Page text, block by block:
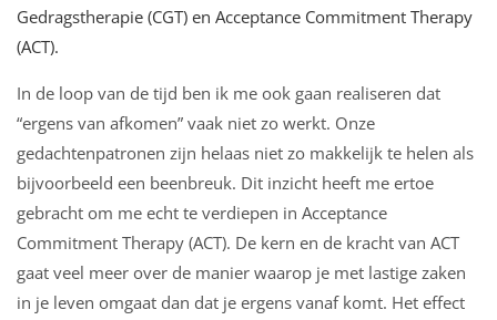
Gedragstherapie (CGT) en Acceptance Commitment Therapy
(ACT).
In de loop van de tijd ben ik me ook gaan realiseren dat
“ergens van afkomen” vaak niet zo werkt. Onze
gedachtenpatronen zijn helaas niet zo makkelijk te helen als
bijvoorbeeld een beenbreuk. Dit inzicht heeft me ertoe
gebracht om me echt te verdiepen in Acceptance
Commitment Therapy (ACT). De kern en de kracht van ACT
gaat veel meer over de manier waarop je met lastige zaken
in je leven omgaat dan dat je ergens vanaf komt. Het effect